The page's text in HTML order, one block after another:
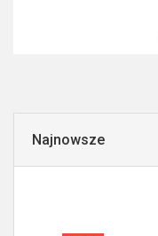
Najnowsze